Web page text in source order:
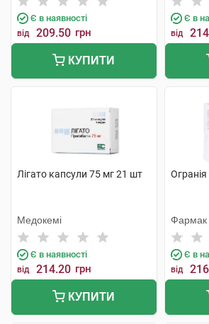
Є в наявності
від 209.50 грн
КУПИТИ
Є в
від
Лігато капсули 75 мг 21 шт
Медокемі
Є в наявності
від 214.20 грн
КУПИТИ
Фармак
Є в
від